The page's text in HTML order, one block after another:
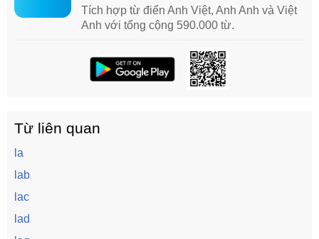
Tích hợp từ điển Anh Việt, Anh Anh và Việt
Anh với tổng cộng 590.000 từ.
Từ liên quan
la
lab
lac
lad